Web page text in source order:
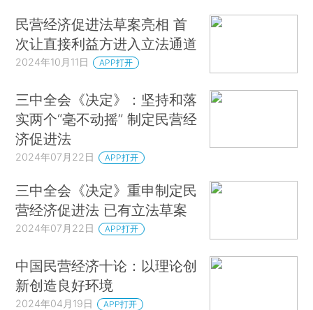
民营经济促进法草案亮相 首
次让直接利益方进入立法通道
2024年10月11日 APP打开
三中全会《决定》：坚持和落
实两个“毫不动摇” 制定民营经
济促进法
2024年07月22日 APP打开
三中全会《决定》重申制定民
营经济促进法 已有立法草案
2024年07月22日 APP打开
中国民营经济十论：以理论创
新创造良好环境
2024年04月19日 APP打开